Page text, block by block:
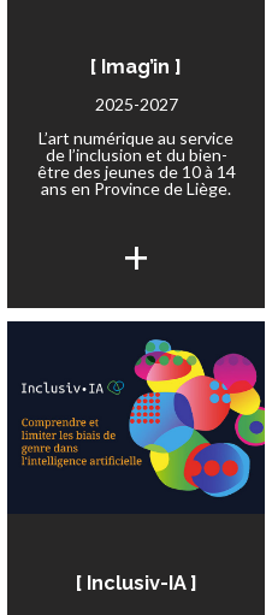
[ Imag’in ]
2025-2027
L’art numérique au service
de l’inclusion et du bien-
être des jeunes de 10 à 14
ans en Province de Liège.
+
[ Inclusiv-IA ]